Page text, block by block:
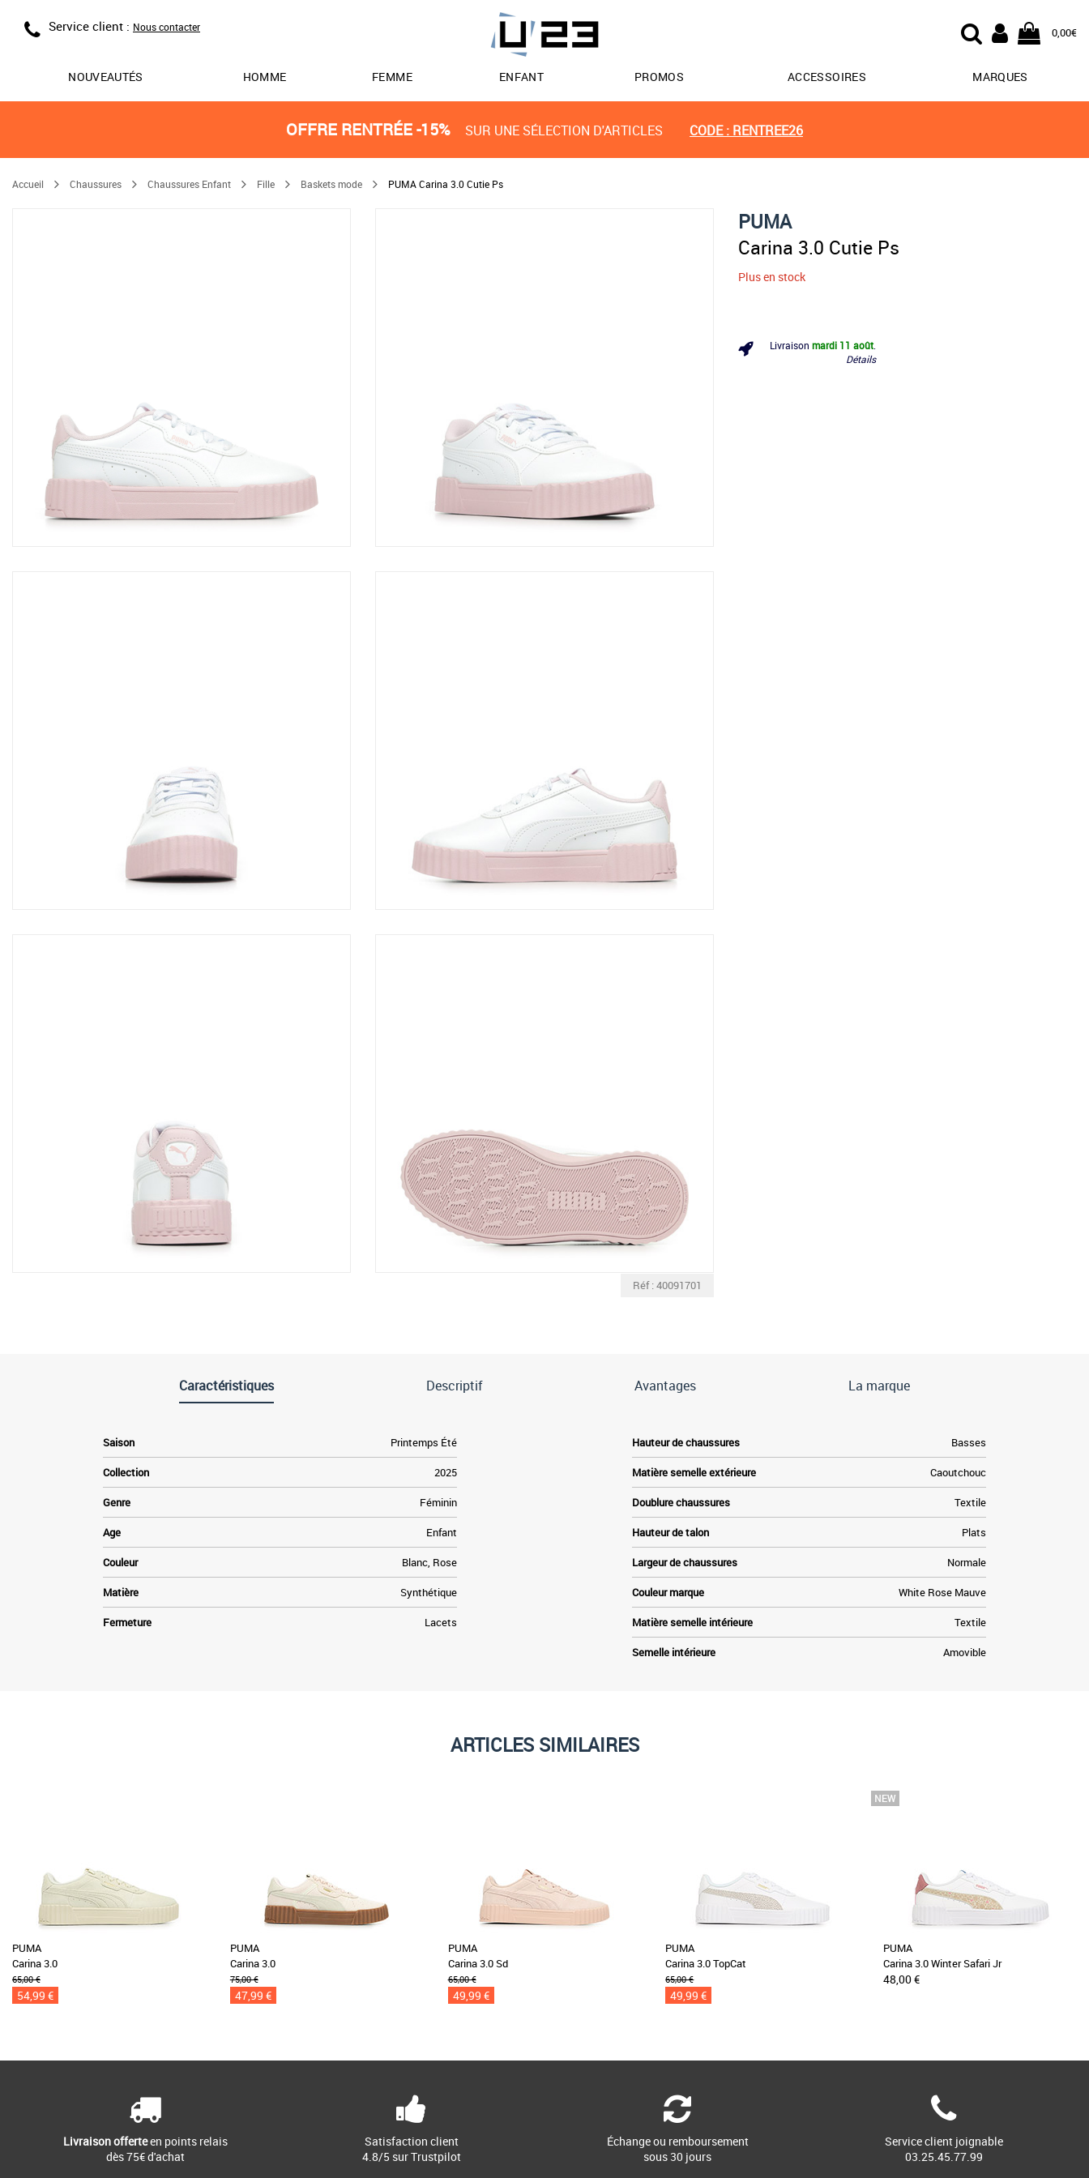
Service client : Nous contacter 0,00€
NOUVEAUTÉS HOMME FEMME ENFANT PROMOS ACCESSOIRES MARQUES
OFFRE RENTRÉE -15% SUR UNE SÉLECTION D'ARTICLES CODE : RENTREE26
Accueil Chaussures Chaussures Enfant Fille Baskets mode PUMA Carina 3.0 Cutie Ps
Réf : 40091701
PUMA
Carina 3.0 Cutie Ps
Plus en stock
Livraison mardi 11 août
Détails
Caractéristiques Descriptif Avantages La marque
Saison Printemps Été
Collection 2025
Genre Féminin
Age Enfant
Couleur Blanc, Rose
Matière Synthétique
Fermeture Lacets
Hauteur de chaussures Basses
Matière semelle extérieure Caoutchouc
Doublure chaussures Textile
Hauteur de talon Plats
Largeur de chaussures Normale
Couleur marque White Rose Mauve
Matière semelle intérieure Textile
Semelle intérieure Amovible
ARTICLES SIMILAIRES
PUMA
Carina 3.0
65,00 €
54,99 €
PUMA
Carina 3.0
75,00 €
47,99 €
PUMA
Carina 3.0 Sd
65,00 €
49,99 €
PUMA
Carina 3.0 TopCat
65,00 €
49,99 €
PUMA
Carina 3.0 Winter Safari Jr
48,00 €
Livraison offerteen points relais
dès 75€ d'achat
Satisfaction client
4.8/5 sur Trustpilot
Échange ou remboursement
sous 30 jours
Service client joignable
03.25.45.77.99